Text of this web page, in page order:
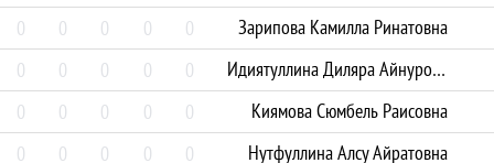
0
0 0 0 0
Зарипова Камилла Ринатовна
0
0 0 0 0
Идиятуллина Диляра Айнуровна
0
0 0 0 0
Киямова Сюмбель Раисовна
0
0 0 0 0
Нутфуллина Алсу Айратовна